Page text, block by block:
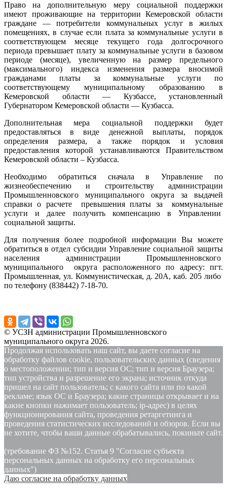
Право на дополнительную меру социальной поддержки
имеют проживающие на территории Кемеровской области
граждане — потребители коммунальных услуг в жилых
помещениях, в случае если плата за коммунальные услуги в
соответствующем месяце текущего года долгосрочного
периода превышает плату за коммунальные услуги в базовом
периоде (месяце), увеличенную на размер предельного
(максимального) индекса изменения размера вносимой
гражданами платы за коммунальные услуги по
соответствующему муниципальному образованию в
Кемеровской области — Кузбассе, установленный
Губернатором Кемеровской области — Кузбасса.
Дополнительная мера социальной поддержки будет
предоставляться в виде денежной выплаты, порядок
определения размера, а также порядок и условия
предоставления которой устанавливаются Правительством
Кемеровской области – Кузбасса.
Необходимо обратиться сначала в Управление по
жизнеобеспечению и строительству администрации
Промышленновского муниципального округа за выдачей
справки о расчете превышения платы за коммунальные
услуги и далее получить компенсацию в Управлении
социальной защиты.
Для получения более подробной информации Вы можете
обратиться в отдел субсидии Управление социальной защиты
населения администрации Промышленновского
муниципального округа расположенного по адресу: пгт.
Промышленная, ул. Коммунистическая, д. 20А, каб. 205 либо
по телефону (838442) 7-18-70.
© УСЗН администрации Промышленновского
муниципального округа 2026.
Продолжая использовать наш сайт, вы даете согласие на
обработку файлов cookie, пользовательских данных (сведения
о местоположении; тип и версия ОС; тип и версия Браузера;
тип устройства и разрешение его экрана; источник откуда
пришел на сайт пользователь; с какого сайта или по какой
рекламе; язык ОС и Браузера; какие страницы открывает и на
какие кнопки нажимает пользователь; ip-адрес) в целях
функционирования сайта, проведения ретаргетинга и
проведения статистических исследований и обзоров. Если вы
не хотите, чтобы ваши данные обрабатывались, покиньте сайт.
(требование ФЗ №152. Статья 9 "Согласие субъекта
персональных данных на обработку его персональных
данных")
Даю согласие на обработку данных